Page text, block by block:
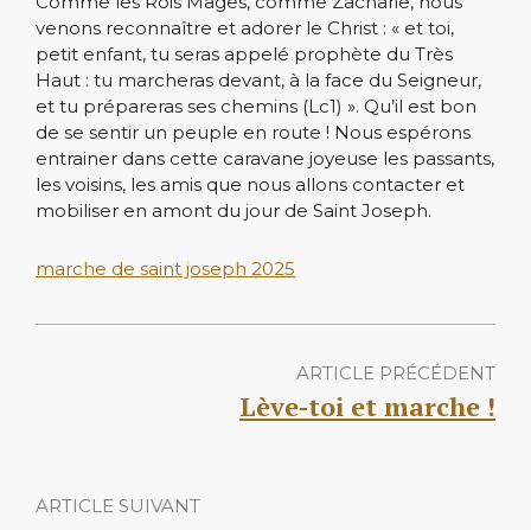
venons reconnaître et adorer le Christ : « et toi,
petit enfant, tu seras appelé prophète du Très
Haut : tu marcheras devant, à la face du Seigneur,
et tu prépareras ses chemins (Lc1) ». Qu’il est bon
de se sentir un peuple en route ! Nous espérons
entrainer dans cette caravane joyeuse les passants,
les voisins, les amis que nous allons contacter et
mobiliser en amont du jour de Saint Joseph.
marche de saint joseph 2025
ARTICLE PRÉCÉDENT
Lève-toi et marche !
ARTICLE SUIVANT